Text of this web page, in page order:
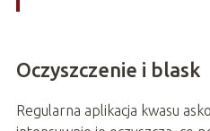
Oczyszczenie i blask
Regularna aplikacja kwasu